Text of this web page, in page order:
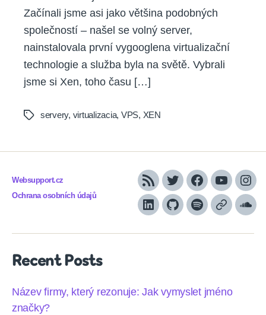
Začínali jsme asi jako většina podobných
společností – našel se volný server,
nainstalovala první vygooglena virtualizační
technologie a služba byla na světě. Vybrali
jsme si Xen, toho času […]
Tagsservery, virtualizacia, VPS, XEN
Websupport.cz
Ochrana osobních údajů
RSS TwitterFacebook
YouTube
LinkedInGithubSpotifyApple
Recent Posts
Název firmy, který rezonuje: Jak vymyslet jméno
značky?